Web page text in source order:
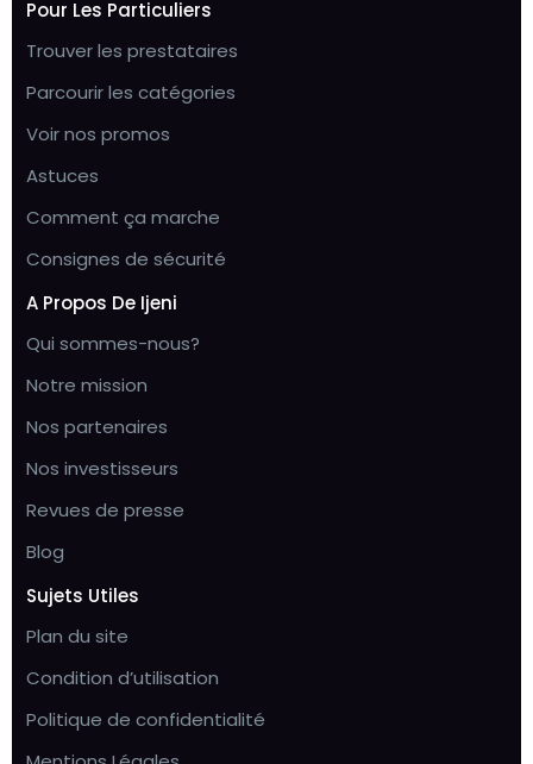
Pour Les Particuliers
Trouver les prestataires
Parcourir les catégories
Voir nos promos
Astuces
Comment ça marche
Consignes de sécurité
A Propos De Ijeni
Qui sommes-nous?
Notre mission
Nos partenaires
Nos investisseurs
Revues de presse
Blog
Sujets Utiles
Plan du site
Condition d’utilisation
Politique de confidentialité